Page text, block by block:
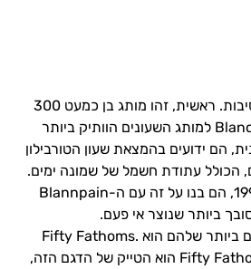
בלנקפיין בולטת משתי סיבות. ראשית, זהו מותג בן כמעט 300
שנה. זה הופך את Blancpain למותג השעונים הוותיק ביותר
הם ידועים בהמצאת שעון הטורבילון
הכולל עתודת חשמל של שמונה ימים.
שנתיים לאחר מכן, ב-1991, הם בנו על זה עם ה-Blannpain
אחד הדגמים המפורסמים ביותר שלהם הוא Fifty Fathoms.
Fifty Fathoms Bathyscaphe 38 הוא הטייק של הדגם הזה,